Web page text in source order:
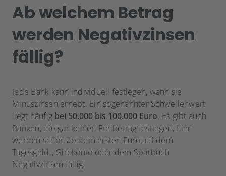
Ab welchem Betrag
werden Negativzinsen
fällig?
Jede Bank kann individuell festlegen, wann sie
Minuszinsen erhebt. Ein sogenannter Schwellenwert
liegt häufig bei 50.000 bis 100.000 Euro. Es gibt auch
Banken, die gar keinen Freibetrag festlegen, hier
werden schon ab dem ersten Euro auf dem
Tagesgeld-, Girokonto oder dem Sparbuch
Negativzinsen fällig.